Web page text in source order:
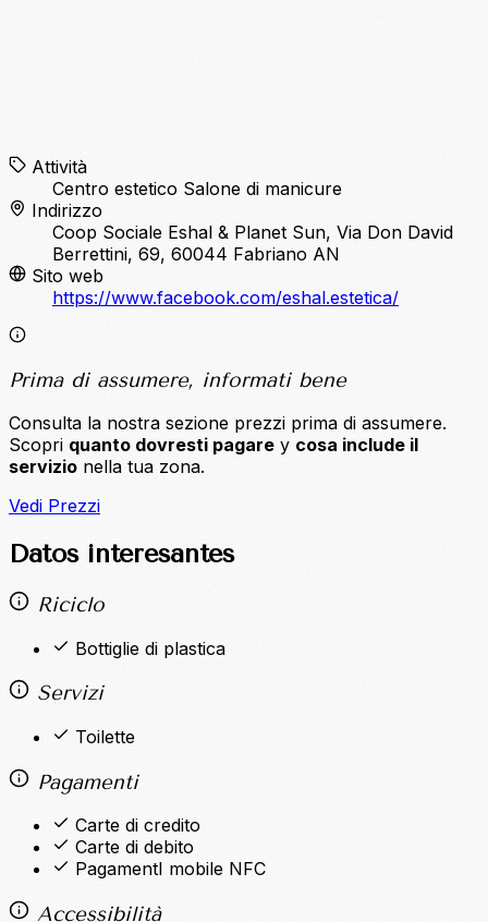
Attività
Centro estetico Salone di manicure
Indirizzo
Coop Sociale Eshal & Planet Sun, Via Don David
Berrettini, 69, 60044 Fabriano AN
Sito web
https://www.facebook.com/eshal.estetica/
Prima di assumere, informati bene
Consulta la nostra sezione prezzi prima di assumere.
Scopri quanto dovresti pagare y cosa include il
servizio nella tua zona.
Vedi Prezzi
Datos interesantes
Riciclo
Bottiglie di plastica
Servizi
Toilette
Pagamenti
Carte di credito
Carte di debito
PagamentI mobile NFC
Accessibilità